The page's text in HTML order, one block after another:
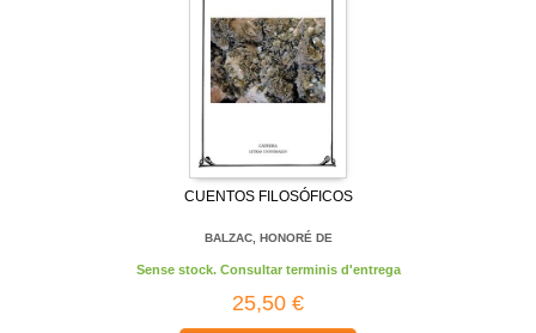
CUENTOS FILOSÓFICOS
BALZAC, HONORÉ DE
Sense stock. Consultar terminis d'entrega
25,50 €